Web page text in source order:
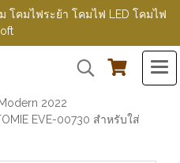
โคมไฟระย้า โคมไฟ LED โคมไฟ
Loft
Modern 2022
EVE-00730 สำหรับใส่